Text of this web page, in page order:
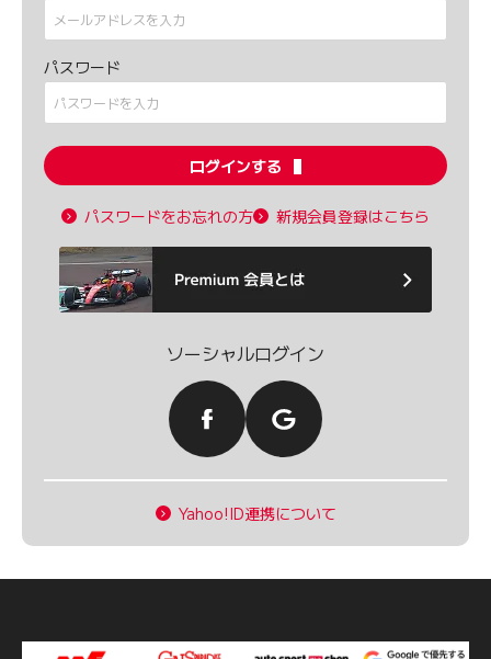
パスワード
ログインする
パスワードをお忘れの方 新規会員登録はこちら
ソーシャルログイン
Yahoo!ID連携について